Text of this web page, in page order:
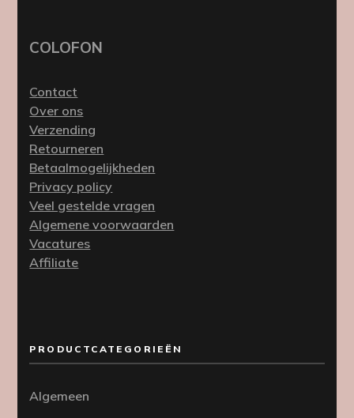
COLOFON
Contact
Over ons
Verzending
Retourneren
Betaalmogelijkheden
Privacy policy
Veel gestelde vragen
Algemene voorwaarden
Vacatures
Affiliate
PRODUCTCATEGORIEËN
Algemeen